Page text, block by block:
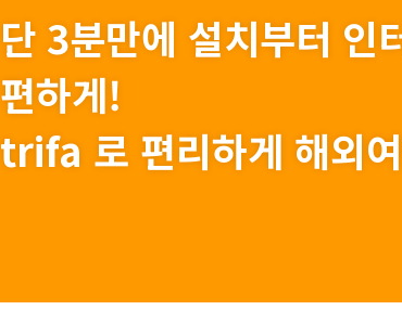
단 3분만에 설치부터 인
편하게!
trifa 로 편리하게 해외